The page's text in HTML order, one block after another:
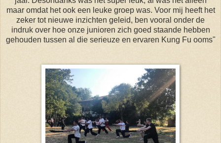
maar omdat het ook een leuke groep was. Voor mij heeft het
zeker tot nieuwe inzichten geleid, ben vooral onder de
indruk over hoe onze junioren zich goed staande hebben
gehouden tussen al die serieuze en ervaren Kung Fu ooms"